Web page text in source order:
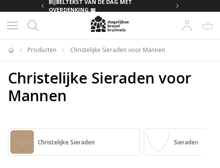
BIJBELTEKST VAN DE DAG MET
OVERDENKING 📖
Home
Producten Christelijke Sieraden voor Mannen
Christelijke Sieraden voor
Mannen
Christelijke Sieraden Sieraden